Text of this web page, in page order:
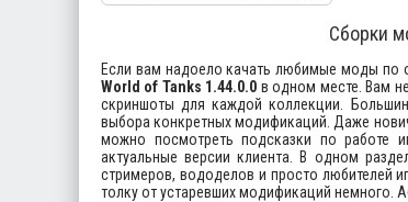
Сборки
Если вам надоело качать любимые моды по
World of Tanks 1.44.0.0 в одном месте. Вам
скриншоты для каждой коллекции.
выбора конкретных модификаций. Даже
можно посмотреть подсказки по работе
актуальные версии клиента. В одном
стримеров, вододелов и просто любителей
толку от устаревших модификаций немного.